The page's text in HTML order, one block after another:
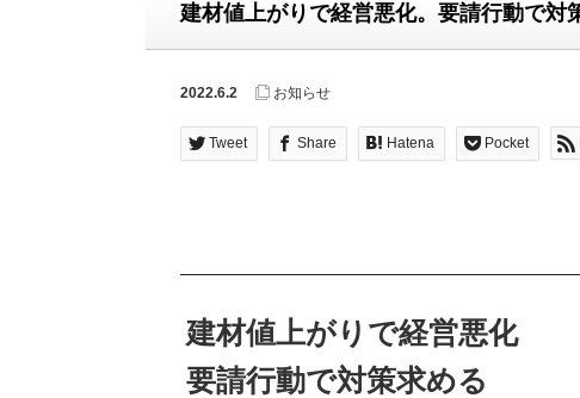
建材値上がりで経営悪化。要請行動で対
2022.6.2 お知らせ
Tweet Share Hatena Pocket
建材値上がりで経営悪化
要請行動で対策求める